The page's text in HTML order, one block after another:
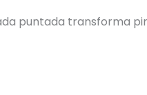
puntada transforma